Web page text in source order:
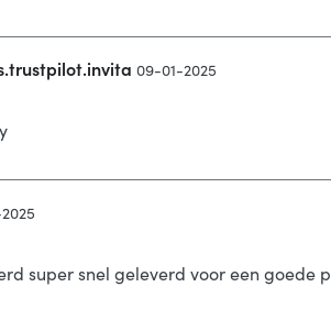
09-01-2025
super snel geleverd voor een goede